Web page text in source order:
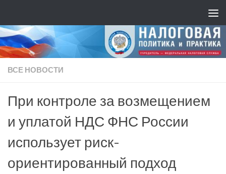
ВСЕ НОВОСТИ
При контроле за возмещением
и уплатой НДС ФНС России
использует риск-
ориентированный подход